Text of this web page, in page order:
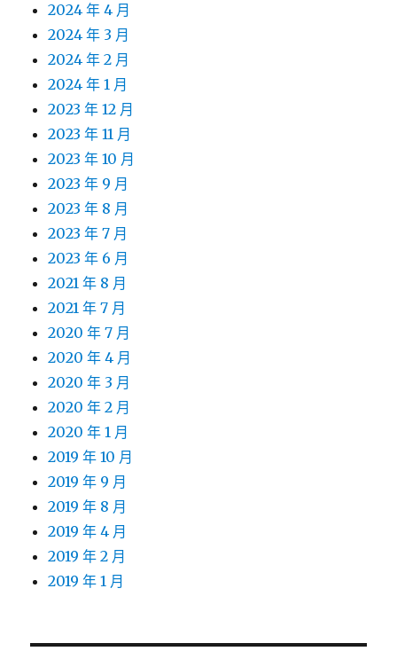
2024 年 4 月
2024 年 3 月
2024 年 2 月
2024 年 1 月
2023 年 12 月
2023 年 11 月
2023 年 10 月
2023 年 9 月
2023 年 8 月
2023 年 7 月
2023 年 6 月
2021 年 8 月
2021 年 7 月
2020 年 7 月
2020 年 4 月
2020 年 3 月
2020 年 2 月
2020 年 1 月
2019 年 10 月
2019 年 9 月
2019 年 8 月
2019 年 4 月
2019 年 2 月
2019 年 1 月